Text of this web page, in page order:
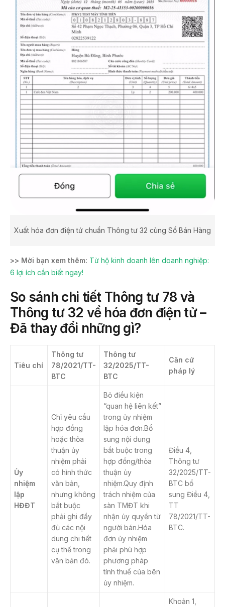
Xuất hóa đơn điện tử chuẩn Thông tư 32 cùng Sổ Bán Hàng
>> Mời bạn xem thêm: Từ hộ kinh doanh lên doanh nghiệp:
6 lợi ích cần biết ngay!
So sánh chi tiết Thông tư 78 và
Thông tư 32 về hóa đơn điện tử–
Đã thay đổi những gì?
Tiêu chí
Thông tư
78/2021/TT-
BTC
Thông tư
32/2025/TT-
BTC
Căn cứ
pháp lý
Ủy
nhiệm
lập
HĐĐT
Chỉ yêu cầu
hợp đồng
hoặc thỏa
thuận ủy
nhiệm phải
có hình thức
văn bản,
nhưng không
bắt buộc
phải ghi đầy
đủ các nội
dung chi tiết
cụ thể trong
văn bản đó.
Bỏ điều kiện
“quan hệ liên kết”
trong ủy nhiệm
lập hóa đơn.Bổ
sung nội dung
bắt buộc trong
hợp đồng/thỏa
thuận ủy
nhiệm.Quy định
trách nhiệm của
sàn TMĐT khi
nhận ủy quyền từ
người bán.Hóa
đơn ủy nhiệm
phải phù hợp
phương pháp
tính thuế của bên
ủy nhiệm.
Điều 4,
Thông tư
32/2025/TT-
BTC bổ
sung Điều 4,
TT
78/2021/TT-
BTC.
Khoản 1,